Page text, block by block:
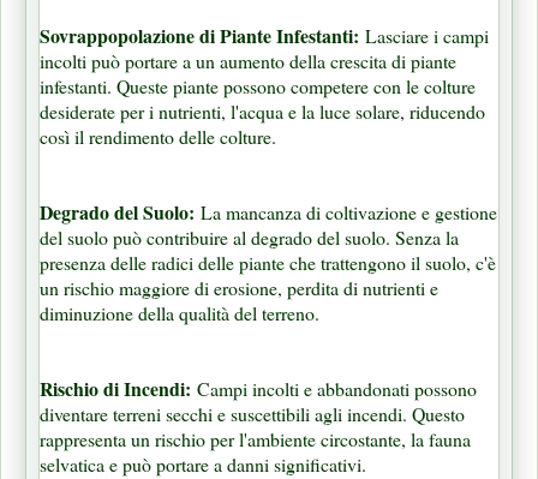
Sovrappopolazione di Piante Infestanti: Lasciare i campi
incolti può portare a un aumento della crescita di piante
infestanti. Queste piante possono competere con le colture
desiderate per i nutrienti, l'acqua e la luce solare, riducendo
così il rendimento delle colture.
Degrado del Suolo: La mancanza di coltivazione e gestione
del suolo può contribuire al degrado del suolo. Senza la
presenza delle radici delle piante che trattengono il suolo, c'è
un rischio maggiore di erosione, perdita di nutrienti e
diminuzione della qualità del terreno.
Rischio di Incendi: Campi incolti e abbandonati possono
diventare terreni secchi e suscettibili agli incendi. Questo
rappresenta un rischio per l'ambiente circostante, la fauna
selvatica e può portare a danni significativi.